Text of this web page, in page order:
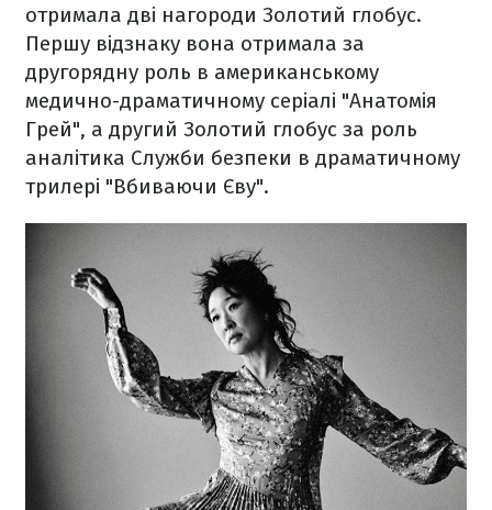
отримала дві нагороди Золотий глобус.
Першу відзнаку вона отримала за
другорядну роль в американському
медично-драматичному серіалі "Анатомія
Грей", а другий Золотий глобус за роль
аналітика Служби безпеки в драматичному
трилері "Вбиваючи Єву".